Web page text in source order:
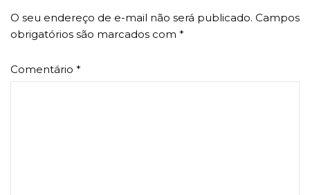
O seu endereço de e-mail não será publicado. Campos
obrigatórios são marcados com *
Comentário *